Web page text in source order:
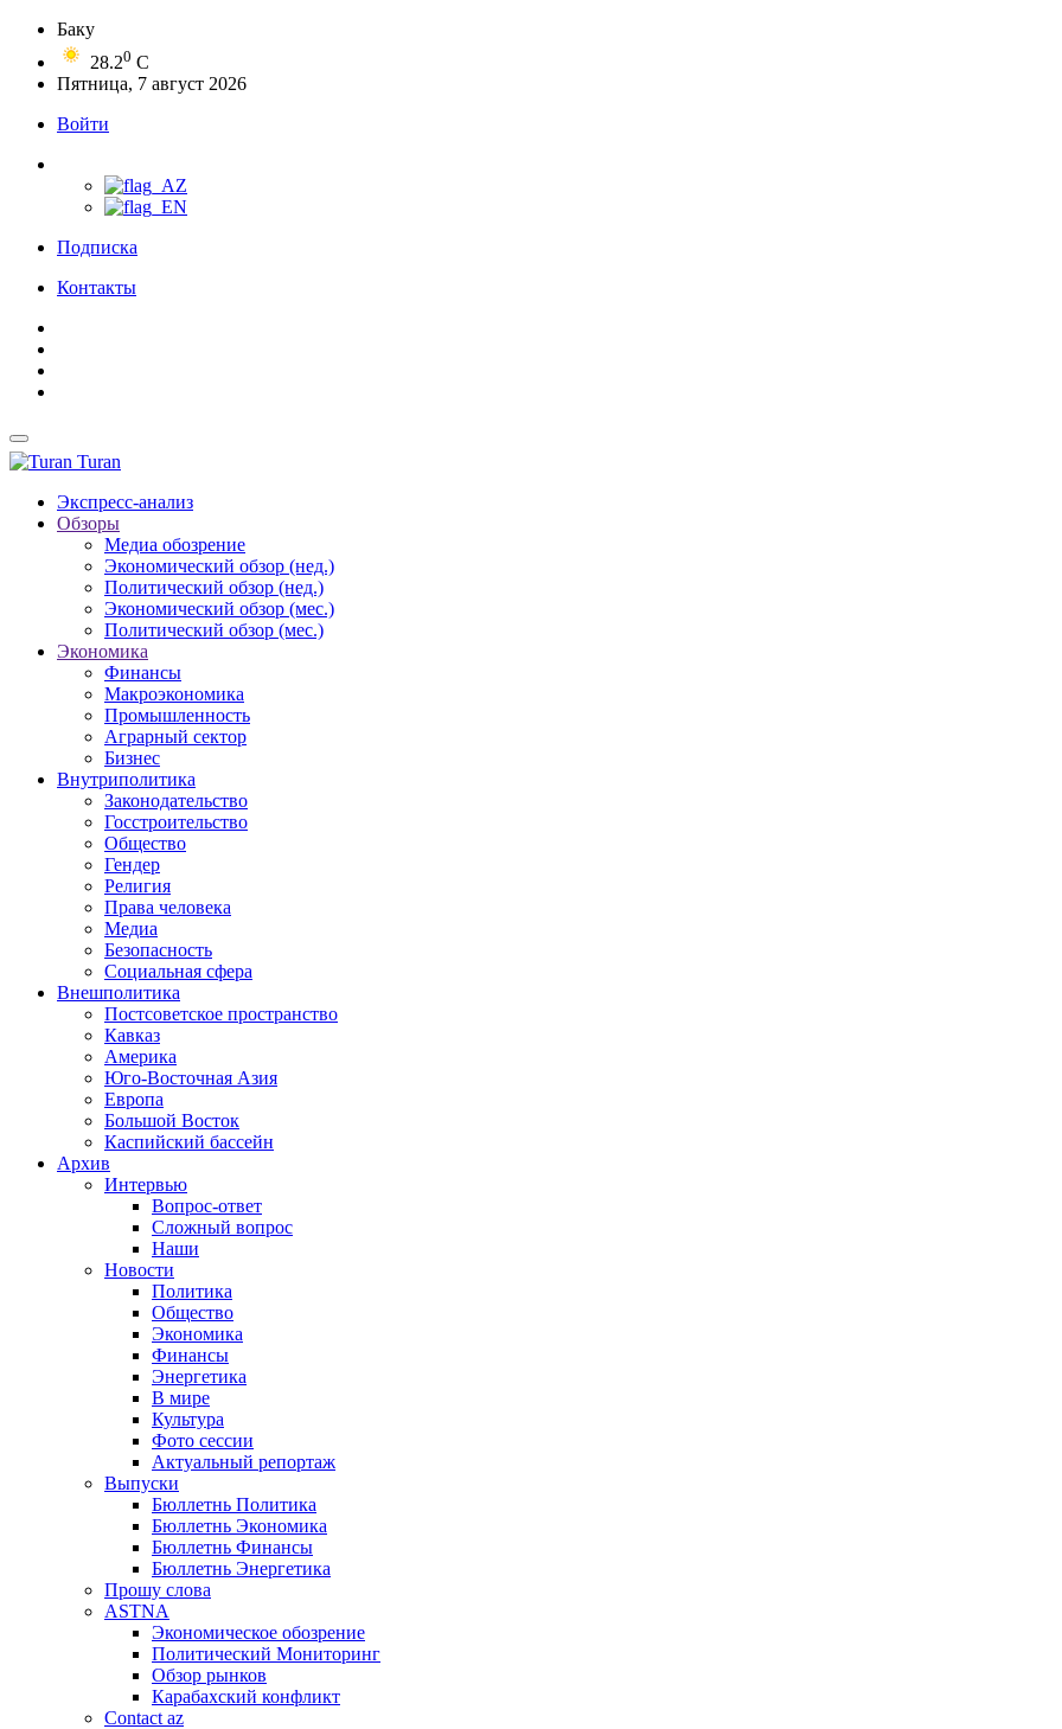
Баку
28.20 C
Пятница, 7 август 2026
Войти
Подписка
Контакты
Turan
Экспресс-анализ
Обзоры
Медиа обозрение
Экономический обзор (нед.)
Политический обзор (нед.)
Экономический обзор (мес.)
Политический обзор (мес.)
Экономика
Финансы
Макроэкономика
Промышленность
Аграрный сектор
Бизнес
Внутриполитика
Законодательство
Госстроительство
Общество
Гендер
Религия
Права человека
Медиа
Безопасность
Социальная сфера
Внешполитика
Постсоветское пространство
Кавказ
Америка
Юго-Восточная Азия
Европа
Большой Восток
Каспийский бассейн
Архив
Интервью
Вопрос-ответ
Сложный вопрос
Наши
Новости
Политика
Общество
Экономика
Финансы
Энергетика
В мире
Культура
Фото сессии
Актуальный репортаж
Выпуски
Бюллетнь Политика
Бюллетнь Экономика
Бюллетнь Финансы
Бюллетнь Энергетика
Прошу слова
ASTNA
Экономическое обозрение
Политический Мониторинг
Обзор рынков
Карабахский конфликт
Contact az